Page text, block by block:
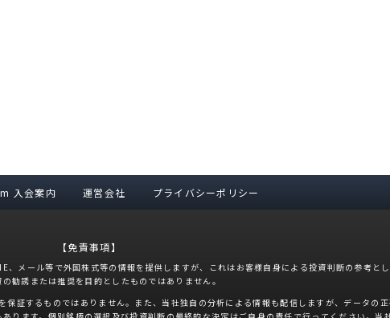
入会案内 運営会社 プライバシーポリシー
【免責事項】
メール等で外国株式等の情報を提供しますが、これはお客様自身による投資判断の参考と
勧誘または推奨を目的としたものではありません。
証するものではありません。また、当社独自の分析による情報も配信しますが、データの